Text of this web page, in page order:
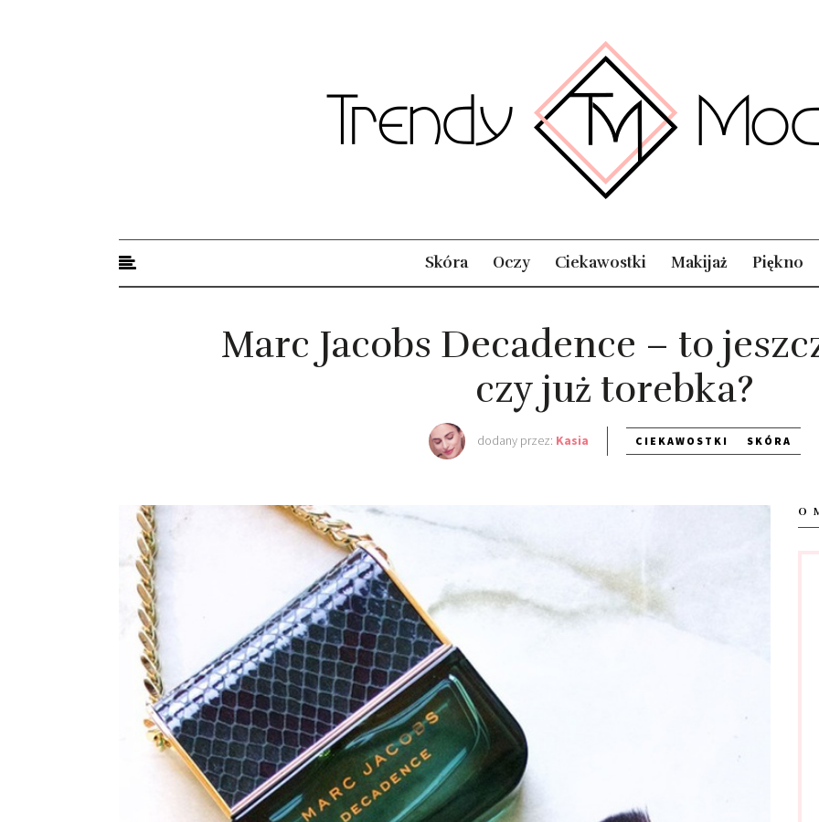
Skóra Oczy Ciekawostki Makijaż Piękno
Marc Jacobs Decadence – to
czy już torebka?
dodany przez: Kasia CIEKAWOSTKI SKÓRA
O